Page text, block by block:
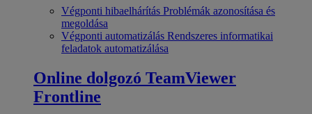
Végponti hibaelhárítás Problémák azonosítása és
megoldása
Végponti automatizálás Rendszeres informatikai
feladatok automatizálása
Online dolgozó TeamViewer
Frontline